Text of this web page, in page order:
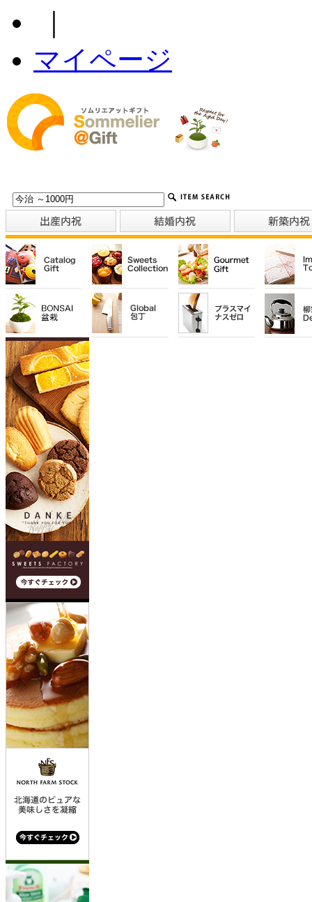
マイページ